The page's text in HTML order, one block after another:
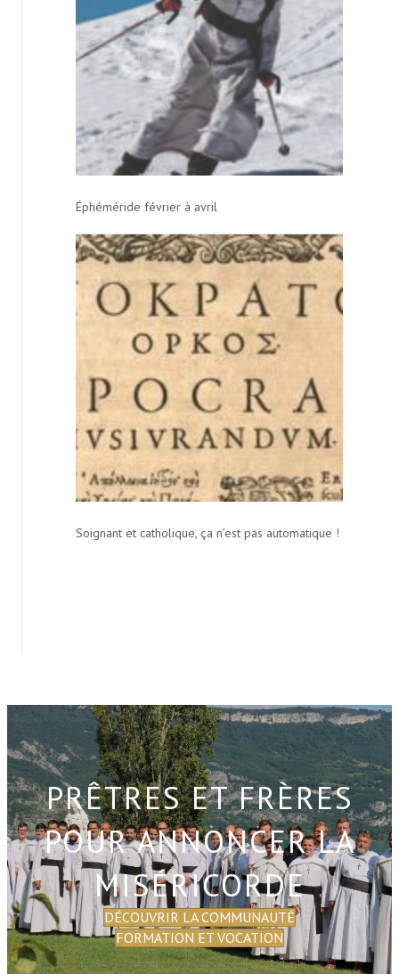
Éphéméride février à avril
Soignant et catholique, ça n’est pas automatique !
PRÊTRES ET FRÈRES
POUR ANNONCER LA
MISÉRICORDE
DÉCOUVRIR LA COMMUNAUTÉ
FORMATION ET VOCATION